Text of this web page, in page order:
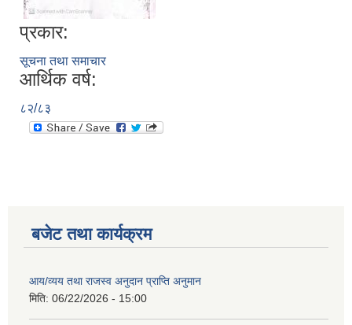
प्रकार:
सूचना तथा समाचार
आर्थिक वर्ष:
८२/८३
बजेट तथा कार्यक्रम
आय/व्यय तथा राजस्व अनुदान प्राप्ति अनुमान
मिति: 06/22/2026 - 15:00